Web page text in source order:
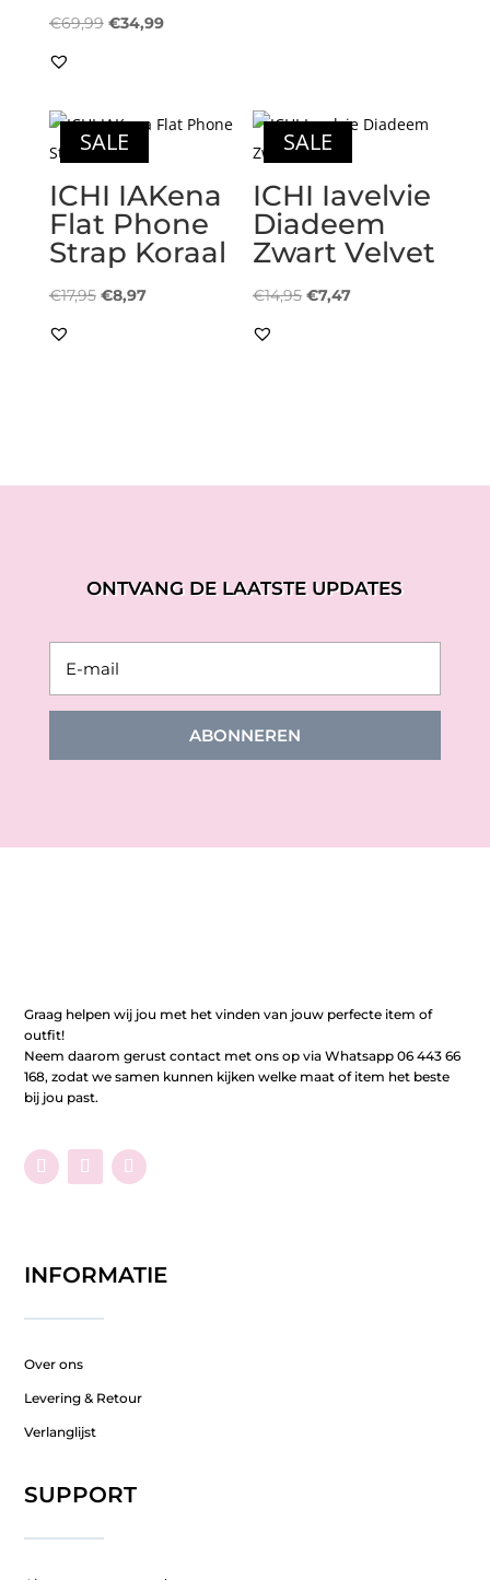
€69,99 Oorspronkelijke
€34,99Huidige
SALE
ICHI IAKena
Flat Phone
Strap Koraal
€17,95 Oorspronkelijke
€8,97Huidige
SALE
ICHI Iavelvie
Diadeem
Zwart Velvet
€14,95 Oorspronkelijke
€7,47Huidige
ONTVANG DE LAATSTE UPDATES
ABONNEREN
Graag helpen wij jou met het vinden van jouw perfecte item of
outfit!
Neem daarom gerust contact met ons op via Whatsapp 06 443 66
168, zodat we samen kunnen kijken welke maat of item het beste
bij jou past.
INFORMATIE
Over ons
Levering & Retour
Verlanglijst
SUPPORT